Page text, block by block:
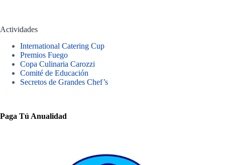
Actividades
International Catering Cup
Premios Fuego
Copa Culinaria Carozzi
Comité de Educación
Secretos de Grandes Chef’s
Paga Tú Anualidad